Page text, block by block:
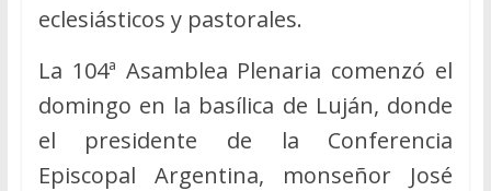
eclesiásticos y pastorales.
La 104ª Asamblea Plenaria comenzó el
domingo en la basílica de Luján, donde
el presidente de la Conferencia
Episcopal Argentina, monseñor José